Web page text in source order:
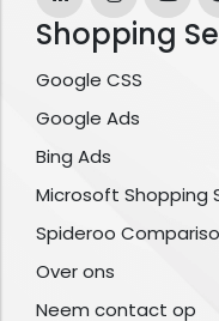
Shopping
Google CSS
Google Ads
Bing Ads
Microsoft Shopping
Spideroo
Over ons
Neem contact op